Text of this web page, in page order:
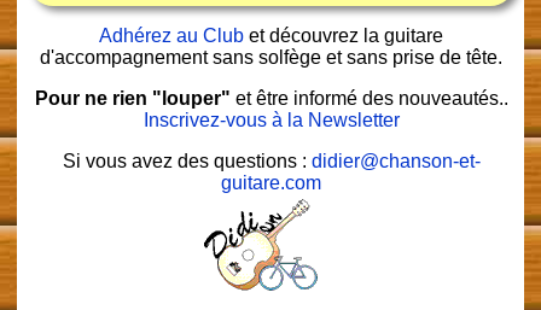
Adhérez au Club et découvrez la guitare
d'accompagnement sans solfège et sans prise de tête.
Pour ne rien "louper" et être informé des nouveautés..
Inscrivez-vous à la Newsletter
Si vous avez des questions : didier@chanson-et-
guitare.com